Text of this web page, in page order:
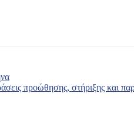
προώθησης, στήριξης και